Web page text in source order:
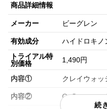
商品詳細情報
メーカー ビーグレン
有効成分
ハイドロキノ
トライアル特
別価格
1,490円
内容① クレイウォッ
内容② QuSomeロー